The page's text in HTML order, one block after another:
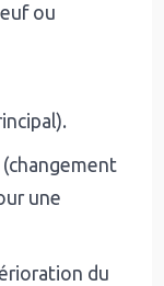
ou
(changement
une
du